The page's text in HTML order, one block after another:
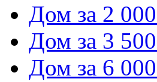
Дом за 2
Дом за 3
Дом за 6